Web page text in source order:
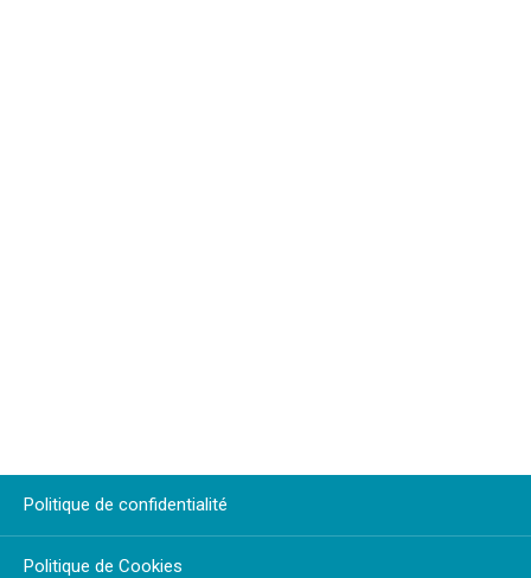
Politique de confidentialité
Politique de Cookies